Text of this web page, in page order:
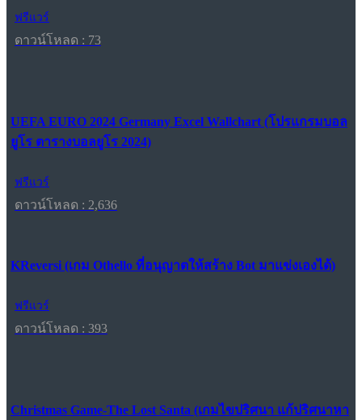
ฟรีแวร์
ดาวน์โหลด : 73
UEFA EURO 2024 Germany Excel Wallchart (โปรแกรมบอล
ยูโร ตารางบอลยูโร 2024)
ฟรีแวร์
ดาวน์โหลด : 2,636
KReversi (เกม Othello ที่อนุญาตให้สร้าง Bot มาแข่งเองได้)
ฟรีแวร์
ดาวน์โหลด : 393
Christmas Game-The Lost Santa (เกมไขปริศนา แก้ปริศนาหา